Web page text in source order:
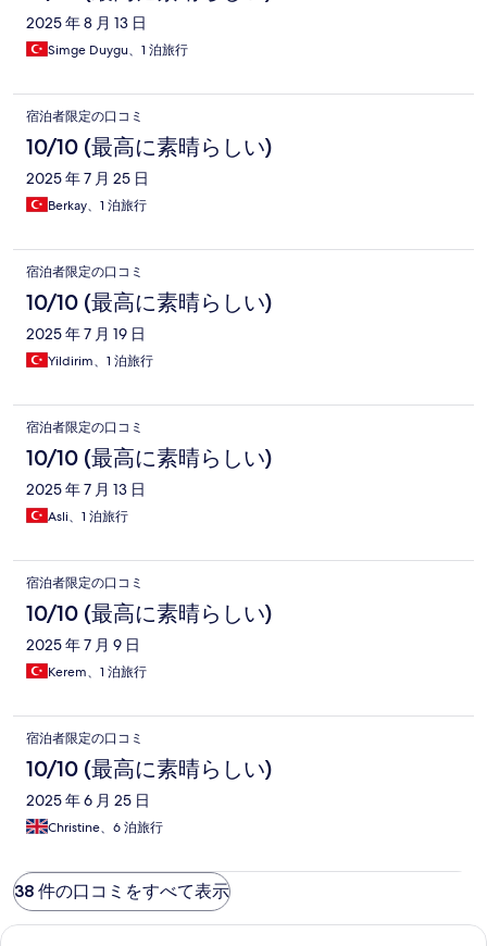
2025 年 8 月 13 日
Simge Duygu、1 泊旅行
宿泊者限定の口コミ
10/10 (最高に素晴らしい)
2025 年 7 月 25 日
Berkay、1 泊旅行
宿泊者限定の口コミ
10/10 (最高に素晴らしい)
2025 年 7 月 19 日
Yildirim、1 泊旅行
宿泊者限定の口コミ
10/10 (最高に素晴らしい)
2025 年 7 月 13 日
Asli、1 泊旅行
宿泊者限定の口コミ
10/10 (最高に素晴らしい)
2025 年 7 月 9 日
Kerem、1 泊旅行
宿泊者限定の口コミ
10/10 (最高に素晴らしい)
2025 年 6 月 25 日
Christine、6 泊旅行
38 件の口コミをすべて表示